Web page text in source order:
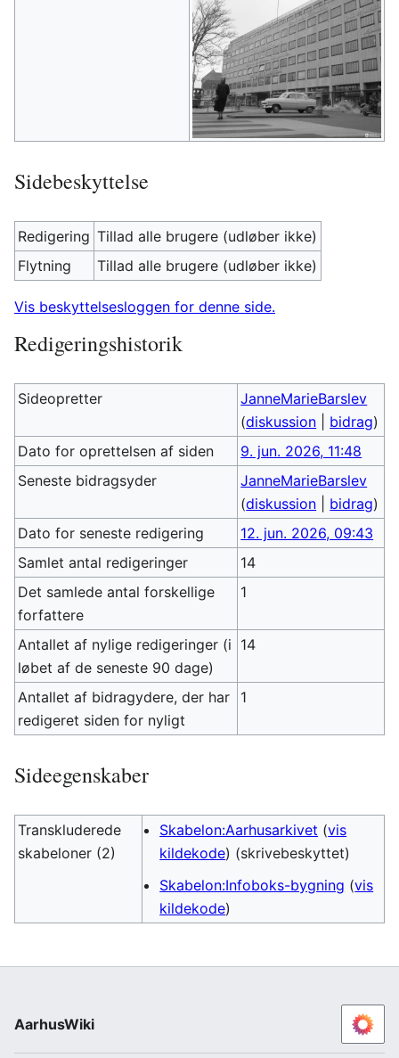
Sidebeskyttelse
Redigering Tillad alle brugere (udløber ikke)
Flytning
Tillad alle brugere (udløber ikke)
Vis beskyttelsesloggen for denne side.
Redigeringshistorik
Sideopretter
JanneMarieBarslev
(diskussion bidrag)
Dato for oprettelsen af siden
9. jun. 2026, 11:48
Seneste bidragsyder
JanneMarieBarslev
(diskussion bidrag)
Dato for seneste redigering
12. jun. 2026, 09:43
Samlet antal redigeringer
14
Det samlede antal forskellige
forfattere
1
Antallet af nylige redigeringer (i
løbet af de seneste 90 dage)
14
Antallet af bidragydere, der har
redigeret siden for nyligt
1
Sideegenskaber
Transkluderede
skabeloner (2)
Skabelon:Aarhusarkivet (vis
kildekode) (skrivebeskyttet)
Skabelon:Infoboks-bygning (vis
kildekode)
AarhusWiki